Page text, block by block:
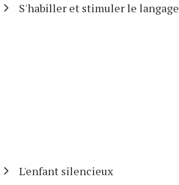
S'habiller et stimuler le langage
L'enfant silencieux